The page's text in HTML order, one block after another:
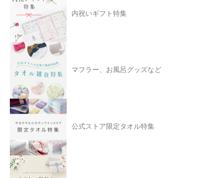
内祝いギフト特集
マフラー、お風呂グッズなど
公式ストア限定タオル特集